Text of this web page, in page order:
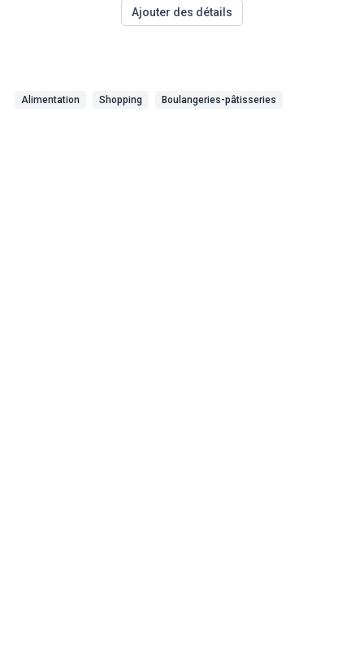
Ajouter des détails
Alimentation Shopping Boulangeries-pâtisseries